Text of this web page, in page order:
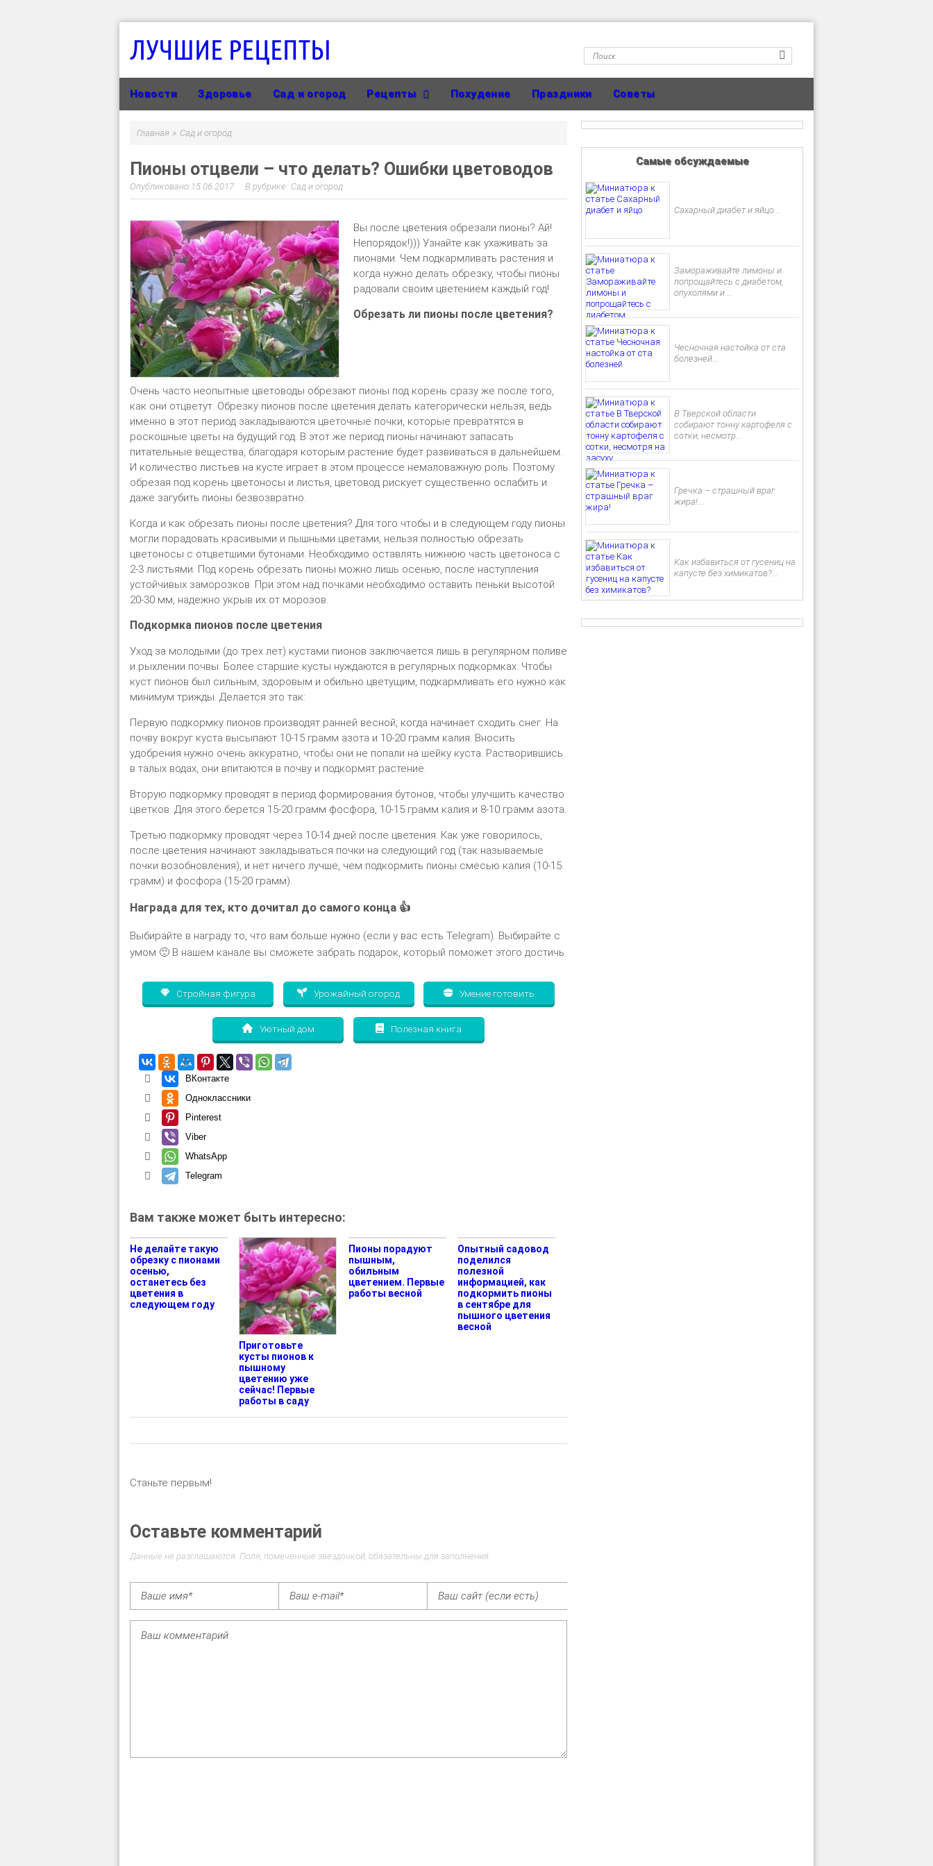
ЛУЧШИЕ РЕЦЕПТЫ
Новости Здоровье Сад и огород Рецепты Похудение Праздники Советы
Главная » Сад и огород
Пионы отцвели – что делать? Ошибки цветоводов
15.06.2017 Сад и огород
Вы после цветения обрезали пионы? Ай!
Непорядок!))) Узнайте как ухаживать за
пионами. Чем подкармливать растения и
когда нужно делать обрезку, чтобы пионы
радовали своим цветением каждый год!
Обрезать ли пионы после цветения?
Очень часто неопытные цветоводы обрезают пионы под корень сразу же после того,
как они отцветут. Обрезку пионов после цветения делать категорически нельзя, ведь
именно в этот период закладываются цветочные почки, которые превратятся в
роскошные цветы на будущий год. В этот же период пионы начинают запасать
питательные вещества, благодаря которым растение будет развиваться в дальнейшем.
И количество листьев на кусте играет в этом процессе немаловажную роль. Поэтому
обрезая под корень цветоносы и листья, цветовод рискует существенно ослабить и
даже загубить пионы безвозвратно.
Когда и как обрезать пионы после цветения? Для того чтобы и в следующем году пионы
могли порадовать красивыми и пышными цветами, нельзя полностью обрезать
цветоносы с отцветшими бутонами. Необходимо оставлять нижнюю часть цветоноса с
2-3 листьями. Под корень обрезать пионы можно лишь осенью, после наступления
устойчивых заморозков. При этом над почками необходимо оставить пеньки высотой
20-30 мм, надежно укрыв их от морозов.
Подкормка пионов после цветения
Уход за молодыми (до трех лет) кустами пионов заключается лишь в регулярном поливе
и рыхлении почвы. Более старшие кусты нуждаются в регулярных подкормках. Чтобы
куст пионов был сильным, здоровым и обильно цветущим, подкармливать его нужно как
минимум трижды. Делается это так:
Первую подкормку пионов производят ранней весной, когда начинает сходить снег. На
почву вокруг куста высыпают 10-15 грамм азота и 10-20 грамм калия. Вносить
удобрения нужно очень аккуратно, чтобы они не попали на шейку куста. Растворившись
в талых водах, они впитаются в почву и подкормят растение.
Вторую подкормку проводят в период формирования бутонов, чтобы улучшить качество
цветков. Для этого берется 15-20 грамм фосфора, 10-15 грамм калия и 8-10 грамм азота.
Третью подкормку проводят через 10-14 дней после цветения. Как уже говорилось,
после цветения начинают закладываться почки на следующий год (так называемые
почки возобновления), и нет ничего лучше, чем подкормить пионы смесью калия (10-15
грамм) и фосфора (15-20 грамм).
Награда для тех, кто дочитал до самого конца 👍
Выбирайте в награду то, что вам больше нужно (если у вас есть Telegram). Выбирайте с
умом 🙂 В нашем канале вы сможете забрать подарок, который поможет этого достичь.
Стройная фигура Урожайный огород Умение готовить
Уютный дом Полезная книга
ВКонтакте
Одноклассники
Pinterest
Viber
WhatsApp
Telegram
Вам также может быть интересно:
Не делайте такую
обрезку с пионами
осенью,
останетесь без
цветения в
следующем году
Приготовьте
кусты пионов к
пышному
цветению уже
сейчас! Первые
работы в саду
Пионы порадуют
пышным,
обильным
цветением. Первые
работы весной
Опытный садовод
поделился
полезной
информацией, как
подкормить пионы
в сентябре для
пышного цветения
весной
Станьте первым!
Оставьте комментарий
Данные не разглашаются. Поля, помеченные звездочкой, обязательны для заполнения
Самые обсуждаемые
Сахарный диабет и яйцо...
Замораживайте лимоны и
попрощайтесь с диабетом,
опухолями и ...
Чесночная настойка от ста
болезней...
В Тверской области
собирают тонну картофеля с
сотки, несмотр...
Гречка – страшный враг
жира!...
Как избавиться от гусениц на
капусте без химикатов?...